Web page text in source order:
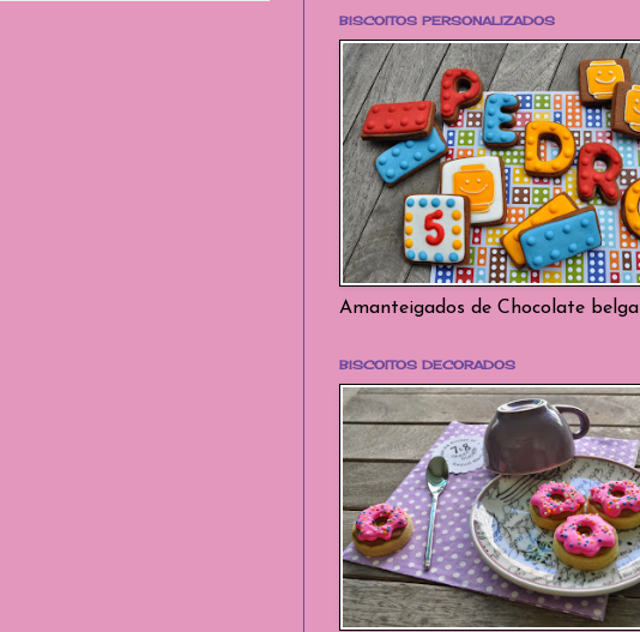
BISCOITOS PERSONALIZADOS
Amanteigados de Chocolate belga
BISCOITOS DECORADOS